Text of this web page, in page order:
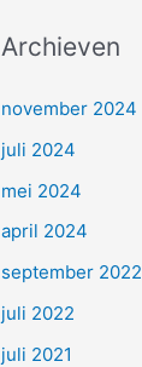
Archieven
november 2024
juli 2024
mei 2024
april 2024
september 2022
juli 2022
juli 2021